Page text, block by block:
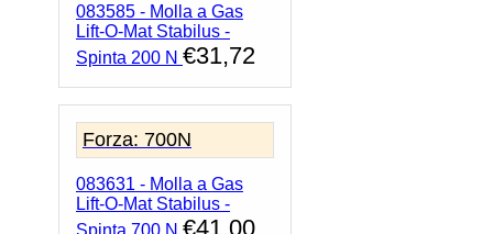
083585 - Molla a Gas
Lift-O-Mat Stabilus -
Spinta 200 N €31,72
Forza: 700N
083631 - Molla a Gas
Lift-O-Mat Stabilus -
Spinta 700 N €41,00